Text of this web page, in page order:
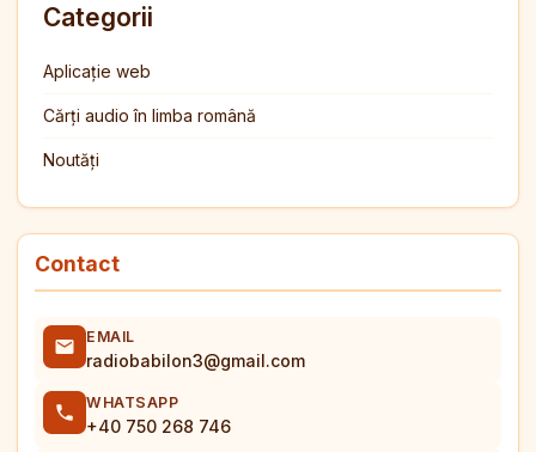
Categorii
Aplicație web
Cărți audio în limba română
Noutăți
Contact
EMAIL
radiobabilon3@gmail.com
WHATSAPP
+40 750 268 746